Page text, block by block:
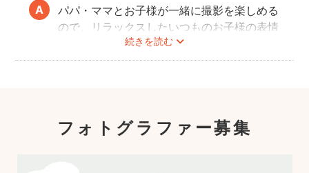
い。
続きを読む
パパ・ママとお子様が一緒に撮影を楽しめる
ので、リラックスしたいつものお子様の表情
を撮影できます。
こども・家族撮影に長けたプロカメラマンの
フォトグラファー募集